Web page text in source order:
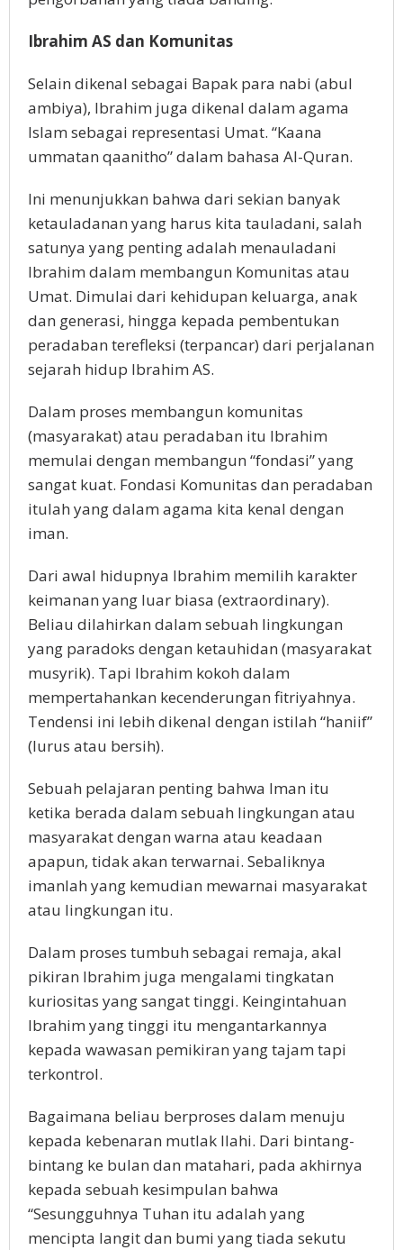
Ibrahim AS dan Komunitas
Selain dikenal sebagai Bapak para nabi (abul
ambiya), Ibrahim juga dikenal dalam agama
Islam sebagai representasi Umat. “Kaana
ummatan qaanitho” dalam bahasa Al-Quran.
Ini menunjukkan bahwa dari sekian banyak
ketauladanan yang harus kita tauladani, salah
satunya yang penting adalah menauladani
Ibrahim dalam membangun Komunitas atau
Umat. Dimulai dari kehidupan keluarga, anak
dan generasi, hingga kepada pembentukan
peradaban terefleksi (terpancar) dari perjalanan
sejarah hidup Ibrahim AS.
Dalam proses membangun komunitas
(masyarakat) atau peradaban itu Ibrahim
memulai dengan membangun “fondasi” yang
sangat kuat. Fondasi Komunitas dan peradaban
itulah yang dalam agama kita kenal dengan
iman.
Dari awal hidupnya Ibrahim memilih karakter
keimanan yang luar biasa (extraordinary).
Beliau dilahirkan dalam sebuah lingkungan
yang paradoks dengan ketauhidan (masyarakat
musyrik). Tapi Ibrahim kokoh dalam
mempertahankan kecenderungan fitriyahnya.
Tendensi ini lebih dikenal dengan istilah “haniif”
(lurus atau bersih).
Sebuah pelajaran penting bahwa Iman itu
ketika berada dalam sebuah lingkungan atau
masyarakat dengan warna atau keadaan
apapun, tidak akan terwarnai. Sebaliknya
imanlah yang kemudian mewarnai masyarakat
atau lingkungan itu.
Dalam proses tumbuh sebagai remaja, akal
pikiran Ibrahim juga mengalami tingkatan
kuriositas yang sangat tinggi. Keingintahuan
Ibrahim yang tinggi itu mengantarkannya
kepada wawasan pemikiran yang tajam tapi
terkontrol.
Bagaimana beliau berproses dalam menuju
kepada kebenaran mutlak Ilahi. Dari bintang-
bintang ke bulan dan matahari, pada akhirnya
kepada sebuah kesimpulan bahwa
“Sesungguhnya Tuhan itu adalah yang
mencipta langit dan bumi yang tiada sekutu